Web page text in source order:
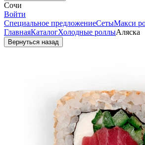
Сочи
Войти
Специальное предложениеСетыМакси
ГлавнаяКаталогХолодные роллыАляска
Вернуться назад